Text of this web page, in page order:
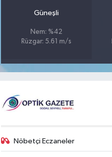
Güneşli
Nem: %42
Rüzgar: 5.61 m/s
Nöbetçi Eczaneler